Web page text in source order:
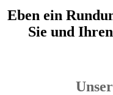
Eben ein
Sie und